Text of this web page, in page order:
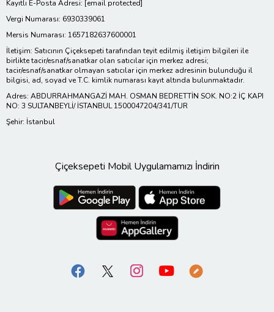
Kayıtlı E-Posta Adresi: [email protected]
Vergi Numarası: 6930339061
Mersis Numarası: 1657182637600001
İletişim: Satıcının Çiçeksepeti tarafından teyit edilmiş iletişim bilgileri ile
birlikte tacir/esnaf/sanatkar olan satıcılar için merkez adresi;
tacir/esnaf/sanatkar olmayan satıcılar için merkez adresinin bulunduğu il
bilgisi, ad, soyad ve T.C. kimlik numarası kayıt altında bulunmaktadır.
Adres: ABDURRAHMANGAZİ MAH. OSMAN BEDRETTİN SOK. NO:2 İÇ KAPI
NO: 3 SULTANBEYLİ/ İSTANBUL 1500047204/341/TUR
Şehir: İstanbul
Çiçeksepeti Mobil Uygulamamızı İndirin